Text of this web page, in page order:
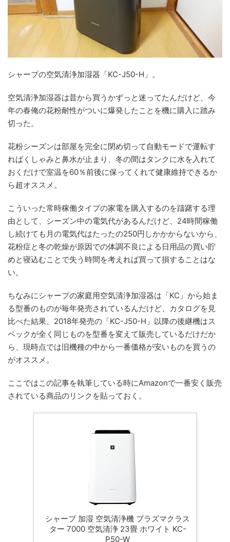
シャープの空気清浄加湿器「KC-J50-H」。
空気清浄加湿器は昔から買うかずっと迷ってたんだけど、今
年の春俺の花粉耐性がついに爆発したことを機に購入に踏み
切った。
花粉シーズンは部屋を完全に閉め切って自動モードで運転す
ればくしゃみと鼻水が止まり、冬の間はタンクに水を入れて
おくだけで室温を60％前後に保ってくれて健康維持できるか
ら超オススメ。
こういった常時稼働タイプの家電を購入するのを躊躇する理
由として、シーズン中の電気代があるんだけど、24時間稼働
し続けても月の電気代はたったの250円しかかからないから、
花粉症と冬の乾燥が原因での体調不良による日用品の買い貯
めと寝込むことで失う時間を考えれば買って損することはな
い。
ちなみにシャープの家庭用空気清浄加湿器は「KC」から始ま
る型番のものが毎年発売されているんだけど、カタログを見
比べた結果、2018年発売の「KC-J50-H」以降の後継機はス
ペックが全く同じものを型番を変えて販売しているだけだか
ら、現時点では旧機種の中から一番価格が安いものを買うの
がオススメ。
ここではこの記事を執筆している時にAmazonで一番安く販売
されている商品のリンクを貼っておく。
シャープ 加湿 空気清浄機 プラズマクラス
ター 7000 空気清浄 23畳 ホワイト KC-
P50-W